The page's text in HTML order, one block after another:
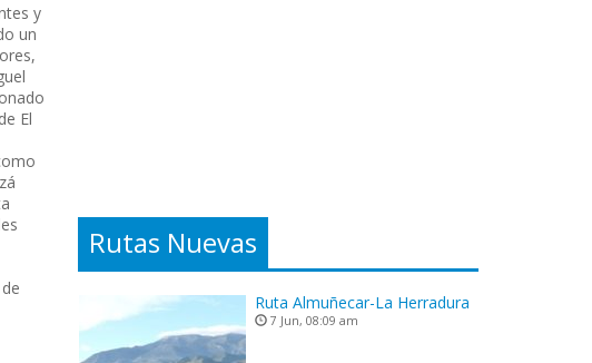
y
un
El
Rutas Nuevas
Ruta Almuñecar-La Herradura
7 Jun, 08:09 am